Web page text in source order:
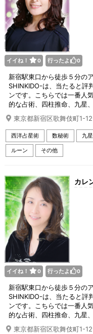
イイね！ 0 行ったよ 0
新宿駅東口から徒歩５分の
SHINKIDO-は、当たると評
ンです。こちらでは一番人
的な占術、四柱推命、九星
東京都新宿区歌舞伎町1-
西洋占星術 数秘術 九
ルーン その他
カレ
イイね！ 0 行ったよ 0
新宿駅東口から徒歩５分の
SHINKIDO-は、当たると評
ンです。こちらでは一番人
的な占術、四柱推命、九星
東京都新宿区歌舞伎町1-